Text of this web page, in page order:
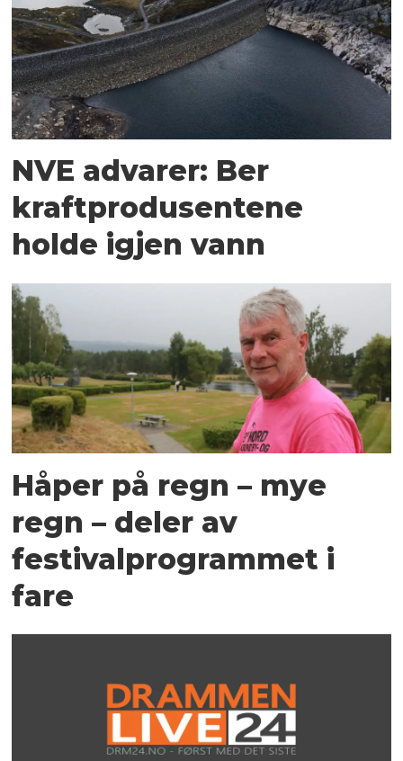
NVE advarer: Ber
kraftprodusentene
holde igjen vann
Håper på regn – mye
regn – deler av
festivalprogrammet i
fare